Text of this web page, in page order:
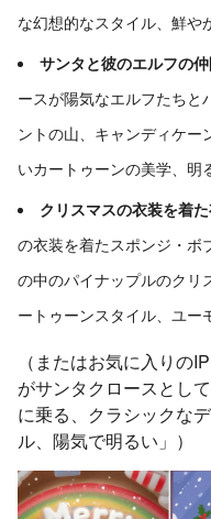
な幻想的なスタイル、鮮や
サンタと彼のエルフの仲
ースが陽気なエルフたちと
ントの山、キャンディケ
いカートゥーンの美学、明
クリスマスの衣装を着
の衣装を着たスポンジ・ボ
の中のパイナップルのクリ
ートゥーンスタイル、ユー
（またはお気に入りの
がサンタクロースとし
に乗る、クラシックな
ル、陽気で明るい」）